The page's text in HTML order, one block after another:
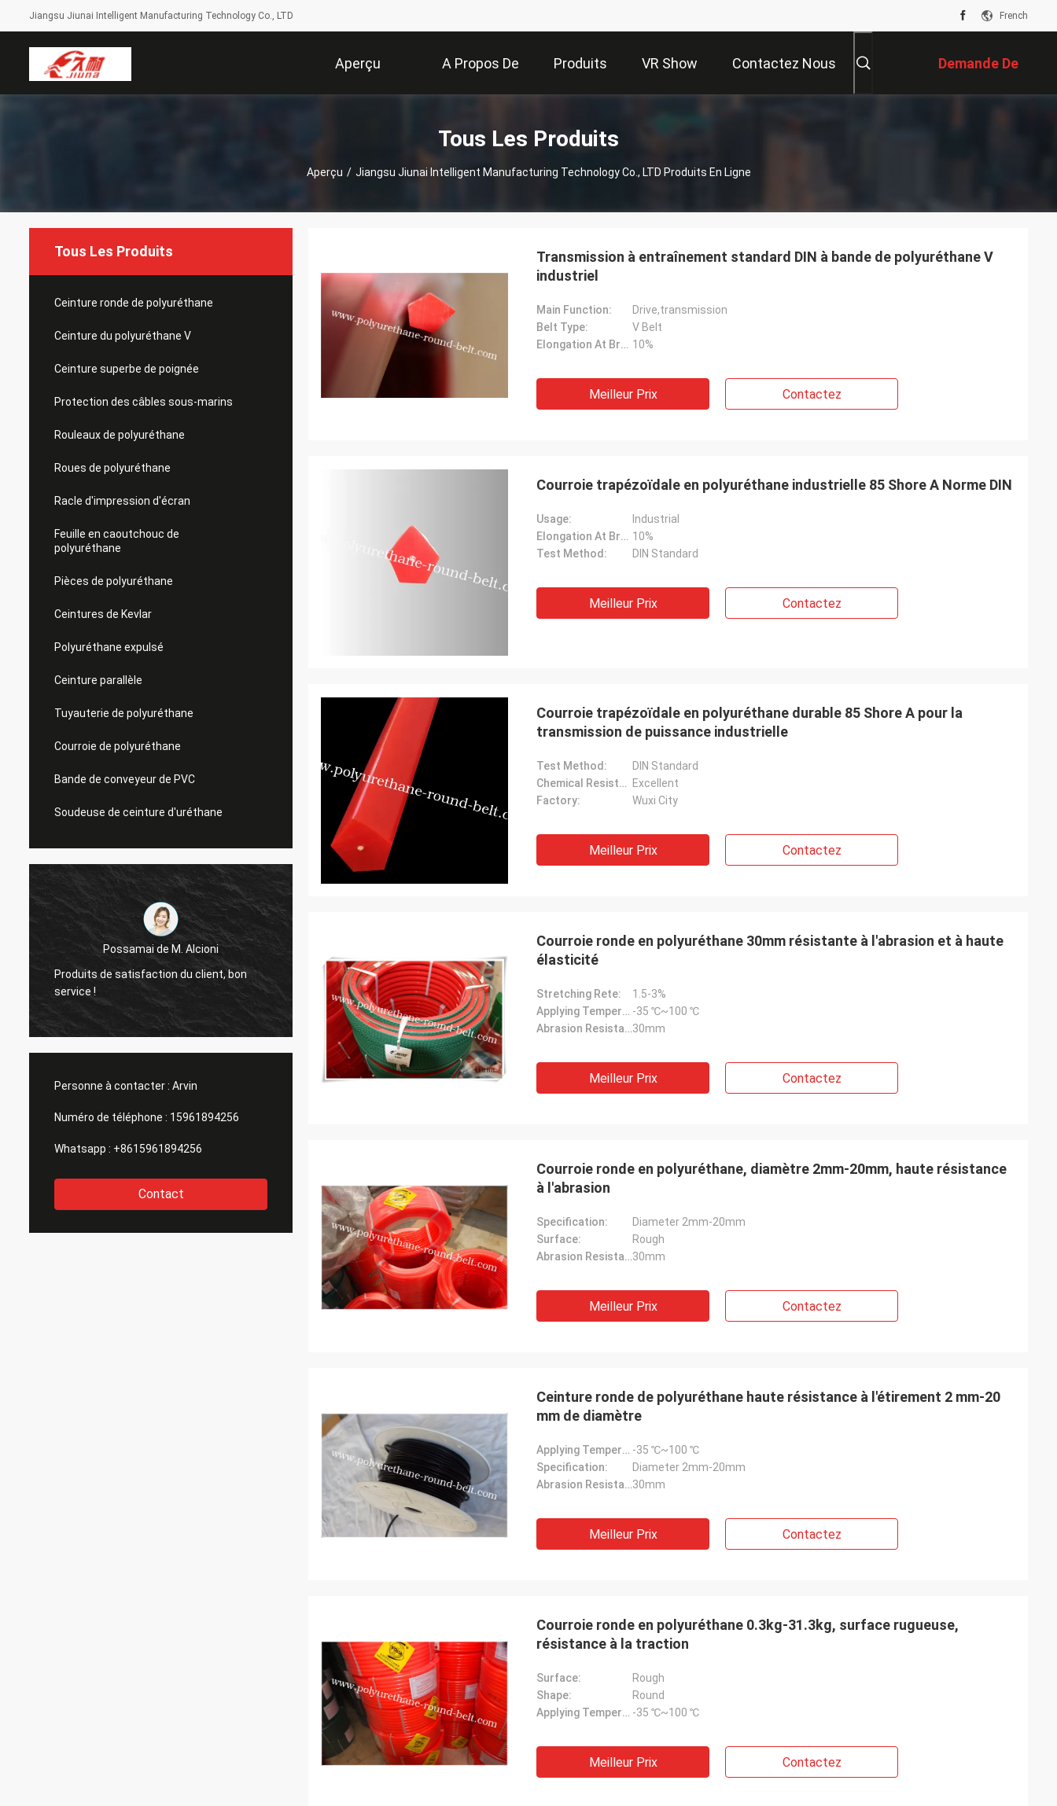
Jiangsu Jiunai Intelligent Manufacturing Technology Co., LTD French
Aperçu A Propos De
Nous
Produits VR Show Contactez Nous Demande De
Soumission
Tous Les Produits
Aperçu / Jiangsu Jiunai Intelligent Manufacturing Technology Co., LTD Produits En Ligne
Tous Les Produits
Ceinture ronde de polyuréthane
Ceinture du polyuréthane V
Ceinture superbe de poignée
Protection des câbles sous-marins
Rouleaux de polyuréthane
Roues de polyuréthane
Racle d'impression d'écran
Feuille en caoutchouc de
polyuréthane
Pièces de polyuréthane
Ceintures de Kevlar
Polyuréthane expulsé
Ceinture parallèle
Tuyauterie de polyuréthane
Courroie de polyuréthane
Bande de conveyeur de PVC
Soudeuse de ceinture d'uréthane
Possamai de M. Alcioni
de satisfaction du client, bon
nous sommes très impressionnés de la
qualité des ceintures que vous avez
produites.
M. jone
marchés.
Possamai de M. Alcioni
Personne à contacter : Arvin
Numéro de téléphone : 15961894256
Whatsapp : +8615961894256
Contact
Transmission à entraînement standard DIN à bande de polyuréthane V
industriel
Main Function:
Drive,transmission
Belt Type:
V Belt
Elongation At Break: 10%
Meilleur Prix Contactez
Courroie trapézoïdale en polyuréthane industrielle 85 Shore A Norme DIN
Usage:
Industrial
Elongation At Break: 10%
Test Method:
DIN Standard
Meilleur Prix Contactez
Courroie trapézoïdale en polyuréthane durable 85 Shore A pour la
transmission de puissance industrielle
Test Method:
DIN Standard
Chemical Resistance:
Excellent
Factory:
Wuxi City
Meilleur Prix Contactez
Courroie ronde en polyuréthane 30mm résistante à l'abrasion et à haute
élasticité
Stretching Rete:
1.5-3%
Applying Temperature: -35 ℃~100 ℃
Abrasion Resistant:30mm
Meilleur Prix Contactez
Courroie ronde en polyuréthane, diamètre 2mm-20mm, haute résistance
à l'abrasion
Specification:
Diameter 2mm-20mm
Surface:
Rough
Abrasion Resistant:30mm
Meilleur Prix Contactez
Ceinture ronde de polyuréthane haute résistance à l'étirement 2 mm-20
mm de diamètre
Applying Temperature: -35 ℃~100 ℃
Specification:
Diameter 2mm-20mm
Abrasion Resistant:30mm
Meilleur Prix Contactez
Courroie ronde en polyuréthane 0.3kg-31.3kg, surface rugueuse,
résistance à la traction
Surface:
Rough
Shape:
Round
Applying Temperature: -35 ℃~100 ℃
Meilleur Prix Contactez